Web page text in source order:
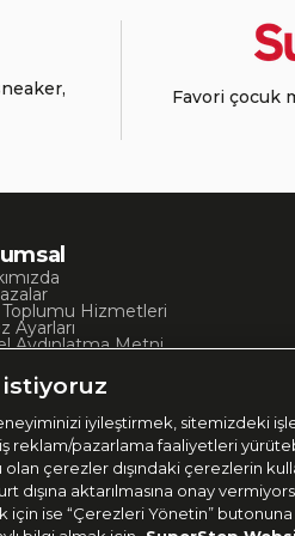
Favori çocuk
Toplumu Hizmetleri
Ayarları
Aydınlatma Metni
Rehberi
iyileştirmek, sitemizdeki
reklam/pazarlama faaliyetleri
çerezler dışındaki çerezlerin
dışına aktarılmasına onay
ise “Çerezleri Yönetin” butonuna